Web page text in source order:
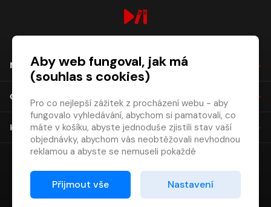
NÁKUP
O SPOLEČNOSTI
KONTAKT
Aby web fungoval, jak má
(souhlas s cookies)
Pro co nejlepší zážitek z procházení webu - aby
fungovalo vyhledávání, abychom si pamatovali, co
máte v košíku, abyste jednoduše zjistili stav vaší
objednávky, abychom vás neobtěžovali nevhodnou
reklamou a abyste se nemuseli pokaždé
Proto od vás potřebujeme souhlas se
zpracováním souborů cookies
Přijmout vše Nastavení